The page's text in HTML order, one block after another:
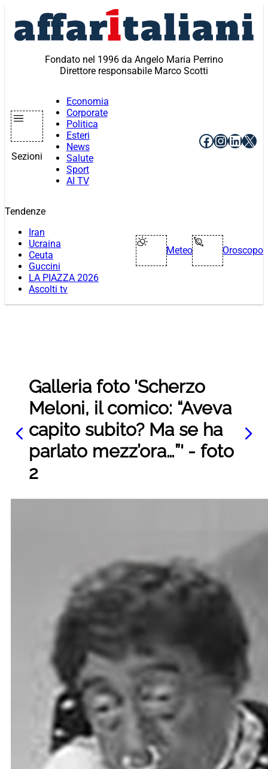
contenuto
Fondato nel 1996 da Angelo Maria Perrino
Direttore responsabile Marco Scotti
Sezioni
Economia
Corporate
Politica
Esteri
News
Salute
Sport
AI TV
Facebook
X
Tendenze
Iran
Ucraina
Ceuta
Guccini
LA PIAZZA 2026
Ascolti tv
Meteo Oroscopo
Galleria foto 'Scherzo
Meloni, il comico: “Aveva
capito subito? Ma se ha
parlato mezz’ora…”' - foto
2